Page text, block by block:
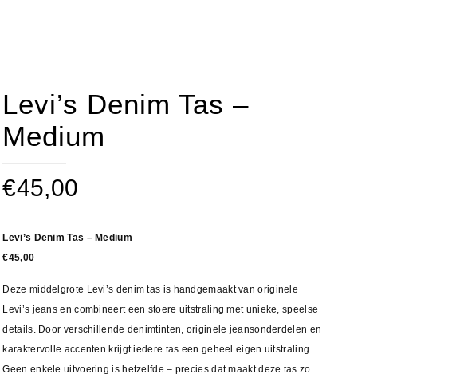
Levi’s Denim Tas –
Medium
€45,00
Levi’s Denim Tas – Medium
€45,00
Deze middelgrote Levi’s denim tas is handgemaakt van originele
Levi’s jeans en combineert een stoere uitstraling met unieke, speelse
details. Door verschillende denimtinten, originele jeansonderdelen en
karaktervolle accenten krijgt iedere tas een geheel eigen uitstraling.
Geen enkele uitvoering is hetzelfde – precies dat maakt deze tas zo